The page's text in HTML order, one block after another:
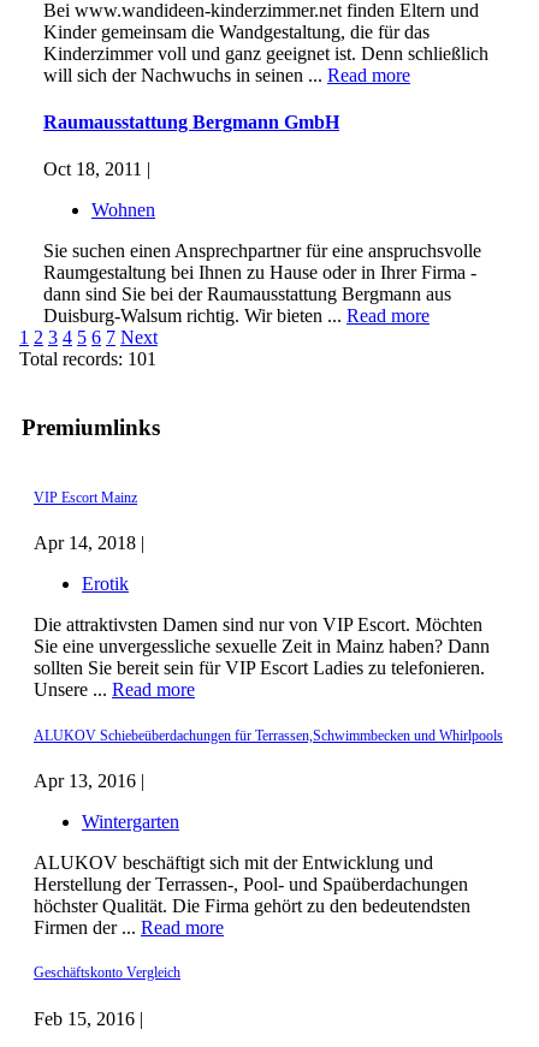
Premiumlinks
VIP Escort Mainz
Apr 14, 2018 |
Erotik
Die attraktivsten Damen sind nur von VIP Escort. Möchten
Sie eine unvergessliche sexuelle Zeit in Mainz haben? Dann
sollten Sie bereit sein für VIP Escort Ladies zu telefonieren.
Unsere ... Read more
ALUKOV Schiebeüberdachungen für Terrassen,Schwimmbecken und Whirlpools
Apr 13, 2016 |
Wintergarten
ALUKOV beschäftigt sich mit der Entwicklung und
Herstellung der Terrassen-, Pool- und Spaüberdachungen
höchster Qualität. Die Firma gehört zu den bedeutendsten
Firmen der ... Read more
Geschäftskonto Vergleich
Feb 15, 2016 |
Bei www.wandideen-kinderzimmer.net finden Eltern und
Kinder gemeinsam die Wandgestaltung, die für das
Kinderzimmer voll und ganz geeignet ist. Denn schließlich
will sich der Nachwuchs in seinen ... Read more
Raumausstattung Bergmann GmbH
Oct 18, 2011 |
Wohnen
Sie suchen einen Ansprechpartner für eine anspruchsvolle
Raumgestaltung bei Ihnen zu Hause oder in Ihrer Firma -
dann sind Sie bei der Raumausstattung Bergmann aus
Duisburg-Walsum richtig. Wir bieten ... Read more
1 2 3 4 5 6 7 Next
Total records: 101